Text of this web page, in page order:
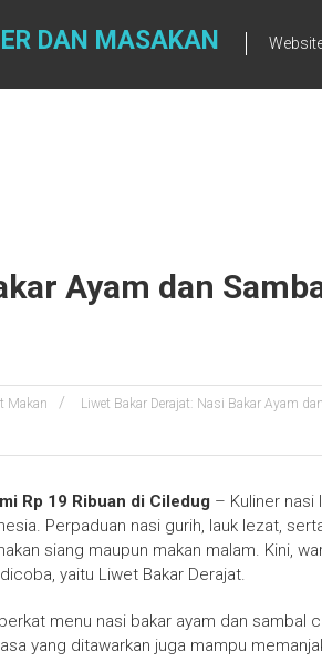
DAN MASAKAN
Ayam dan
Makan Liwet Bakar Derajat: Nasi Bakar Ayam
Rp 19 Ribuan di Ciledug – Kuliner nasi
Perpaduan nasi gurih, lauk lezat,
siang maupun makan malam. Kini,
yaitu Liwet Bakar Derajat.
berkat menu nasi bakar ayam dan sambal
yang ditawarkan juga mampu